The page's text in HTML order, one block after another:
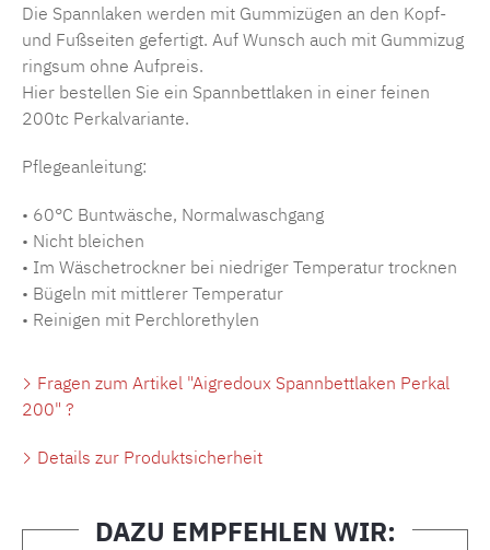
Die Spannlaken werden mit Gummizügen an den Kopf-
und Fußseiten gefertigt. Auf Wunsch auch mit Gummizug
ringsum ohne Aufpreis.
Hier bestellen Sie ein Spannbettlaken in einer feinen
200tc Perkalvariante.
Pflegeanleitung:
• 60°C Buntwäsche, Normalwaschgang
• Nicht bleichen
• Im Wäschetrockner bei niedriger Temperatur trocknen
• Bügeln mit mittlerer Temperatur
• Reinigen mit Perchlorethylen
Fragen zum Artikel "Aigredoux Spannbettlaken Perkal
200" ?
Details zur Produktsicherheit
DAZU EMPFEHLEN WIR: